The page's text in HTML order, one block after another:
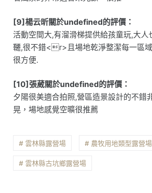
[9]楊云昕關於undefined的評價：
活動空間大,有溜滑梯提供給孩童玩,大人
韆,很不錯<r>且場地乾淨整潔每一區
很方便.
[10]張葳關於undefined的評價：
夕陽很美適合拍照,營區造景設計的不錯
晃，場地感覺空曠很推薦
# 雲林縣露營場 # 農牧用地類型露營場
# 雲林縣古坑鄉露營場